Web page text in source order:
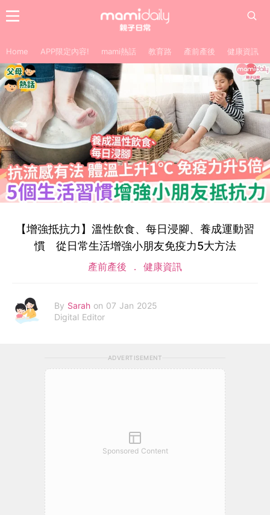
Home APP限定內容! mami熱話 教育路 產前產後 健康資訊
【增強抵抗力】溫性飲食、每日浸腳、養成運動習
慣 從日常生活增強小朋友免疫力5大方法
產前產後 健康資訊
By Sarah on 07 Jan 2025
Digital Editor
ADVERTISEMENT
Sponsored Content